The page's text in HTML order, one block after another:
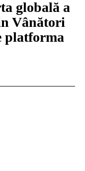
globală a
Vânători
platforma